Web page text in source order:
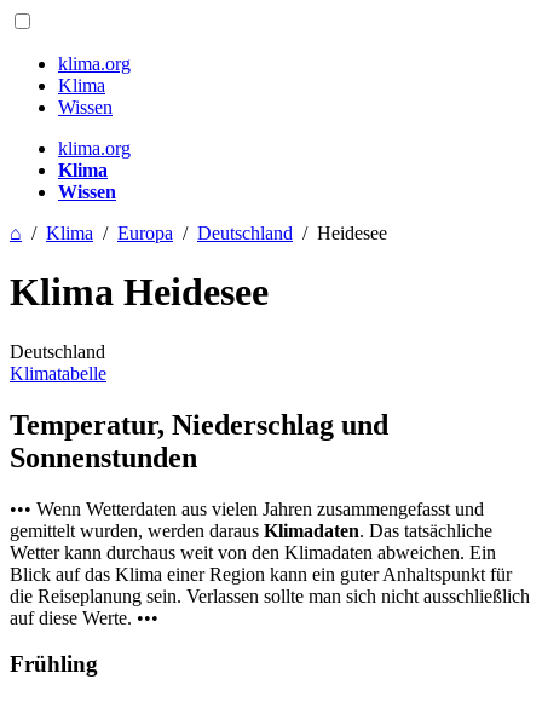
klima.org
Klima
Wissen
klima.org
Klima
Wissen
⌂ / Klima / Europa / Deutschland / Heidesee
Klima Heidesee
Deutschland
Klimatabelle
Temperatur, Niederschlag und
Sonnenstunden
••• Wenn Wetterdaten aus vielen Jahren zusammengefasst und
gemittelt wurden, werden daraus Klimadaten. Das tatsächliche
Wetter kann durchaus weit von den Klimadaten abweichen. Ein
Blick auf das Klima einer Region kann ein guter Anhaltspunkt für
die Reiseplanung sein. Verlassen sollte man sich nicht ausschließlich
auf diese Werte. •••
Frühling